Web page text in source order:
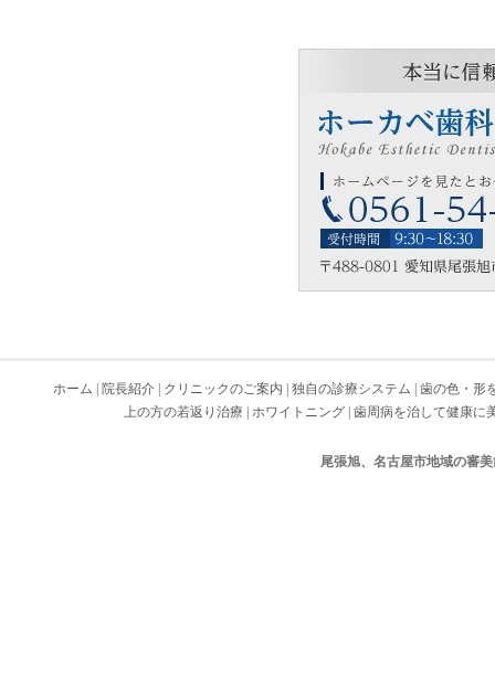
ホーム 院長紹介 クリニックのご案内 独自の診療システム
歯の色・形
上の方の若返り治療
ホワイトニング 歯周病を治して健康に
尾張旭、名古屋市地域の審